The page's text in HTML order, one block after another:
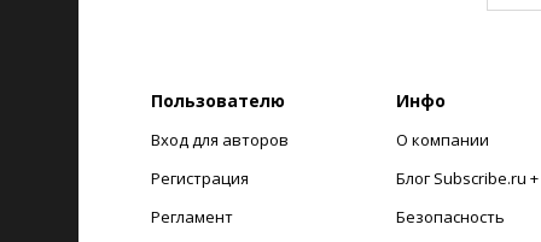
Пользователю
Вход для авторов
Регистрация
Регламент
Инфо
О компании
Блог Subscribe.ru +
Безопасность